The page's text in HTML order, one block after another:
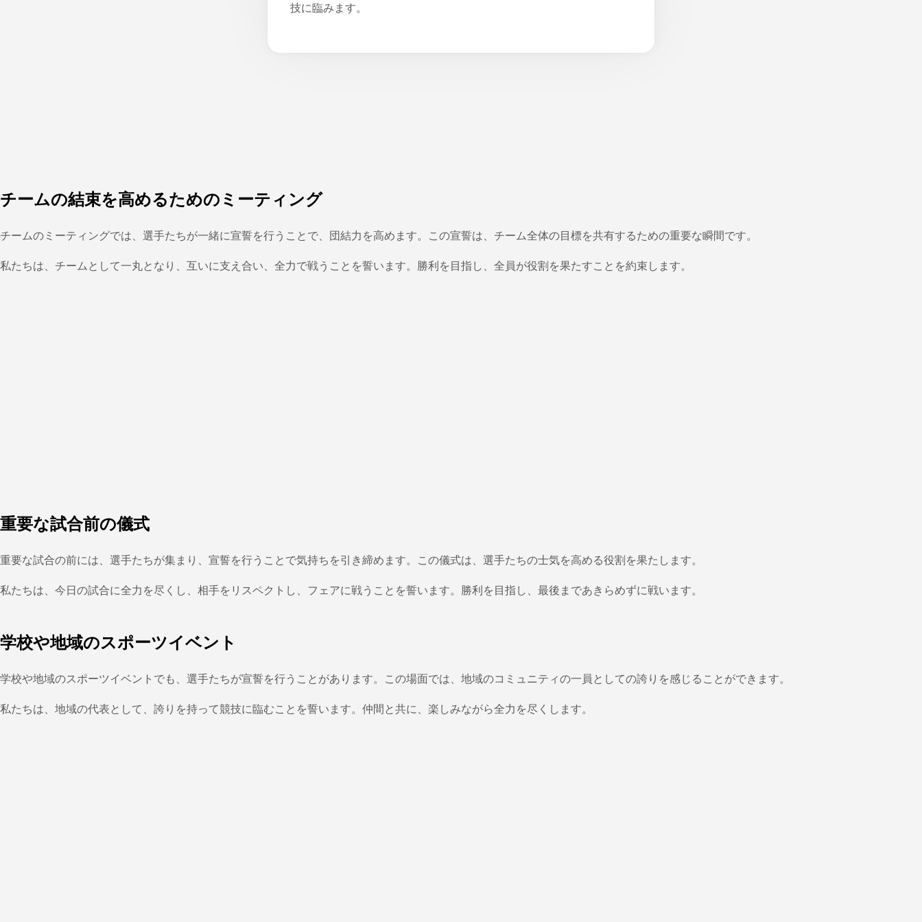
技に臨みます。
チームの結束を高めるためのミーティング
チームのミーティングでは、選手たちが一緒に宣誓を行うことで、団結力を高めます。この宣誓は、チーム全体の目標を共有するための重要な瞬間です。
私たちは、チームとして一丸となり、互いに支え合い、全力で戦うことを誓います。勝利を目指し、全員が役割を果たすことを約束します。
重要な試合前の儀式
重要な試合の前には、選手たちが集まり、宣誓を行うことで気持ちを引き締めます。この儀式は、選手たちの士気を高める役割を果たします。
私たちは、今日の試合に全力を尽くし、相手をリスペクトし、フェアに戦うことを誓います。勝利を目指し、最後まであきらめずに戦います。
学校や地域のスポーツイベント
学校や地域のスポーツイベントでも、選手たちが宣誓を行うことがあります。この場面では、地域のコミュニティの一員としての誇りを感じることができます。
私たちは、地域の代表として、誇りを持って競技に臨むことを誓います。仲間と共に、楽しみながら全力を尽くします。